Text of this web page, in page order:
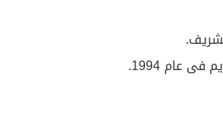
عام 1994.